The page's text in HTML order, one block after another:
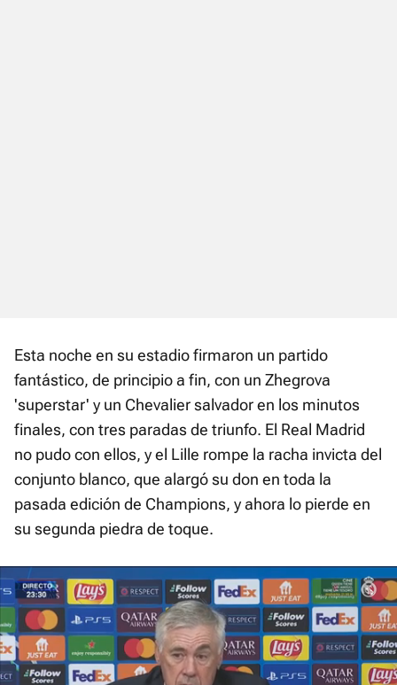
Esta noche en su estadio firmaron un partido
fantástico, de principio a fin, con un Zhegrova
'superstar' y un Chevalier salvador en los minutos
finales, con tres paradas de triunfo. El Real Madrid
no pudo con ellos, y el Lille rompe la racha invicta del
conjunto blanco, que alargó su don en toda la
pasada edición de Champions, y ahora lo pierde en
su segunda piedra de toque.